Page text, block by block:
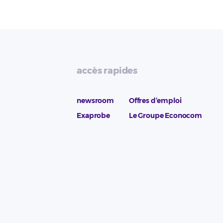
accès rapides
newsroom
Exaprobe
Offres d’emploi
Le Groupe Econocom